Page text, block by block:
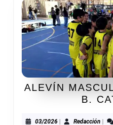
ALEVÍN
B.
03/202603/2026Redacción